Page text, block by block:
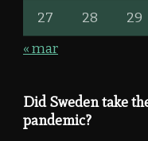
27 28 29
« mar
Did Sweden take
pandemic?